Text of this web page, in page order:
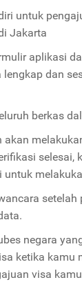
untuk
Jakarta
aplikasi
dan
berkas
akan
selesai,
untuk
setelah
negara
ketika kamu
visa